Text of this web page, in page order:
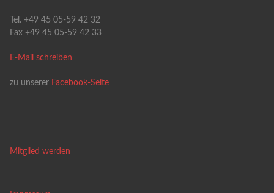
Tel. +49 45 05-59 42 32
Fax +49 45 05-59 42 33
E-Mail schreiben
zu unserer Facebook-Seite
Mitglied werden